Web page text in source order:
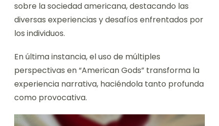
sobre la sociedad americana, destacando las
diversas experiencias y desafíos enfrentados por
los individuos.
En última instancia, el uso de múltiples
perspectivas en “American Gods” transforma la
experiencia narrativa, haciéndola tanto profunda
como provocativa.